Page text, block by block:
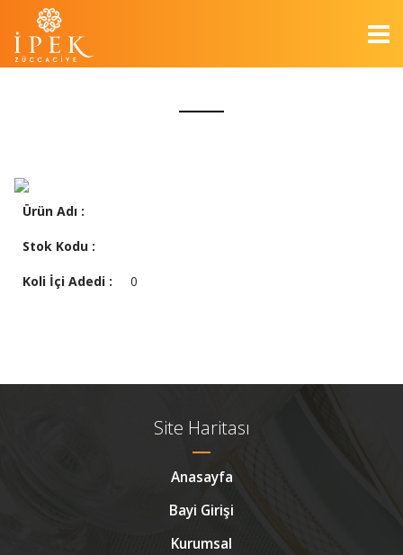
Ürün Adı :
Stok Kodu :
Koli İçi Adedi : 0
Site Haritası
Anasayfa
Bayi Girişi
Kurumsal